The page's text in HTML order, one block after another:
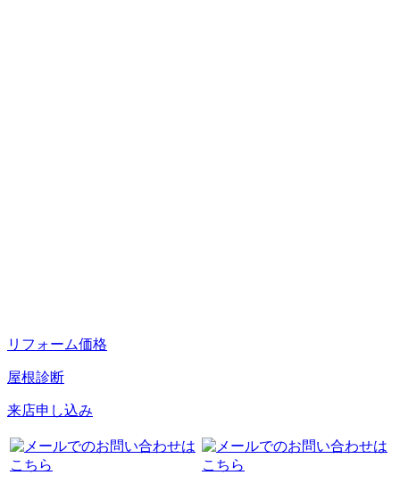
リフォーム価格
屋根診断
来店申し込み